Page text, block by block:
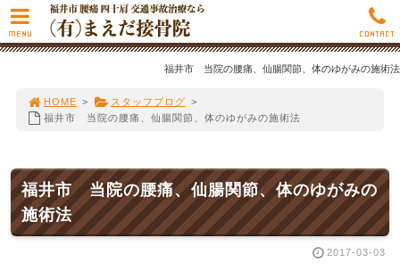
福井市 当院の腰痛、仙腸関節、体のゆがみの施術法
HOME > スタッフブログ >
福井市 当院の腰痛、仙腸関節、体のゆがみの施術法
福井市 当院の腰痛、仙腸関節、体のゆがみの
施術法
2017-03-03
MENU CONTACT